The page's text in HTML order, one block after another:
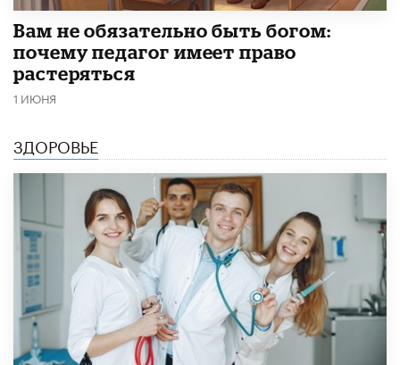
​Вам не обязательно быть богом:
почему педагог имеет право
растеряться
1 ИЮНЯ
ЗДОРОВЬЕ